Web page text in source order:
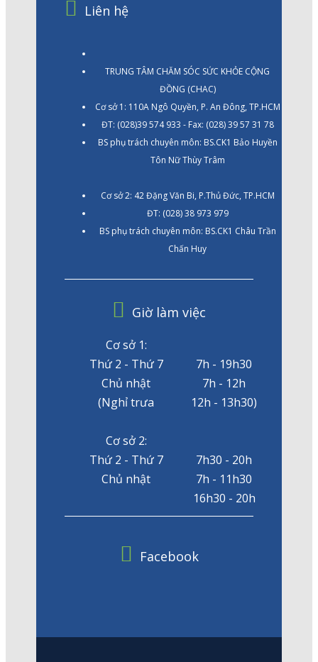
Liên hệ
TRUNG TÂM CHĂM SÓC SỨC KHỎE CỘNG
ĐỒNG (CHAC)
Cơ sở 1: 110A Ngô Quyền, P. An Đông, TP.HCM
ĐT: (028)39 574 933 - Fax: (028) 39 57 31 78
BS phụ trách chuyên môn: BS.CK1 Bảo Huyền
Tôn Nữ Thùy Trâm
Cơ sở 2: 42 Đặng Văn Bi, P.Thủ Đức, TP.HCM
ĐT: (028) 38 973 979
BS phụ trách chuyên môn: BS.CK1 Châu Trần
Chấn Huy
Giờ làm việc
Cơ sở 1:
Thứ 2 - Thứ 7
7h - 19h30
Chủ nhật
7h - 12h
(Nghỉ trưa
12h - 13h30)
Cơ sở 2:
Thứ 2 - Thứ 7
7h30 - 20h
Chủ nhật
7h - 11h30
16h30 - 20h
Facebook